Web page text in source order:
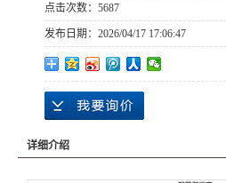
点击次数： 5687
发布日期： 2026/04/17 17:06:47
详细介绍